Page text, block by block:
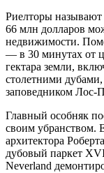
Риелторы называют
66 млн долларов
недвижимости.
— в 30 минутах от
гектара земли,
столетними
заповедником Лос-
Главный особняк
своим убранством.
архитектора
дубовый паркет
Neverland